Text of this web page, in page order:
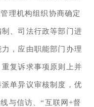
理机构组织协商确定
、司法行政等部门进
，应由职能部门办理
复诉求事项原则上并
单异议审核制度，优
与信访、“互联网+督